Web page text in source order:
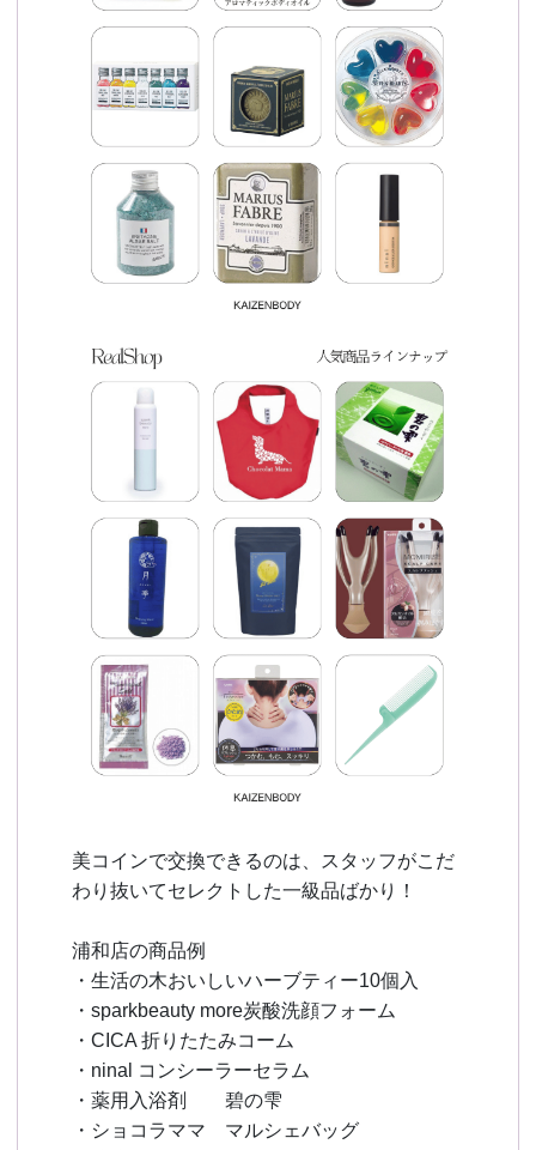
美コインで交換できるのは、スタッフがこだ
わり抜いてセレクトした一級品ばかり！
浦和店の商品例
・生活の木おいしいハーブティー10個入
・sparkbeauty more炭酸洗顔フォーム
・CICA 折りたたみコーム
・ninal コンシーラーセラム
・薬用入浴剤 碧の雫
・ショコラママ マルシェバッグ